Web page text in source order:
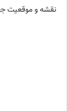
نقشه و موقعیت